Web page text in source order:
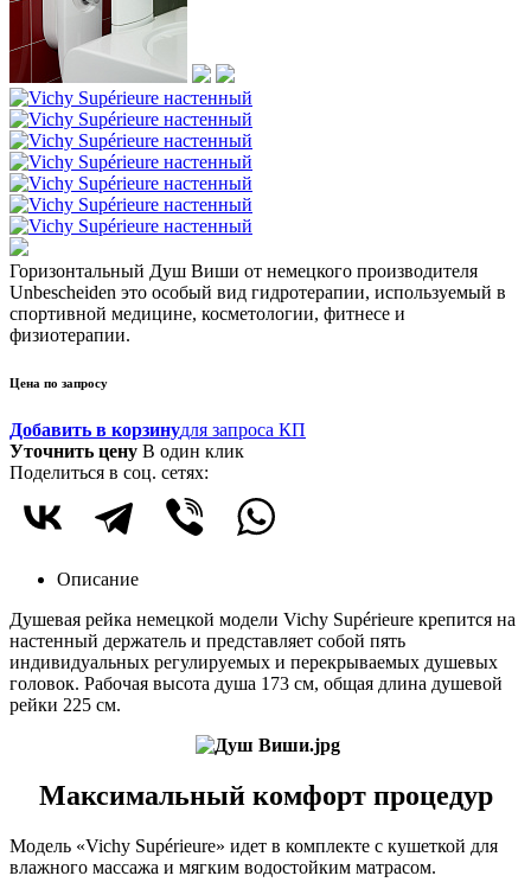
Горизонтальный Душ Виши от немецкого производителя
Unbescheiden это особый вид гидротерапии, используемый в
спортивной медицине, косметологии, фитнесе и
физиотерапии.
Цена по запросу
Добавить в корзинудля запроса КП
Уточнить цену В один клик
Поделиться в соц. сетях:
Описание
Душевая рейка немецкой модели Vichy Supérieure крепится на
настенный держатель и представляет собой пять
индивидуальных регулируемых и перекрываемых душевых
головок. Рабочая высота душа 173 см, общая длина душевой
рейки 225 см.
Максимальный комфорт процедур
Модель «Vichy Supérieure» идет в комплекте с кушеткой для
влажного массажа и мягким водостойким матрасом.